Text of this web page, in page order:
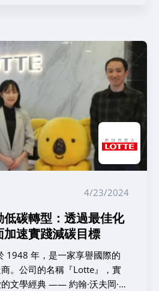
備跨部門協作特性的管理框
『橫向協作機制』，至今仍是
其永續發展目標的關鍵決定性
點的碳排放量測，同樣極度
致性。由於各個排放類別分別
門，將這些繁雜資料整合到單一
織帶來了相當沉重的行政負
業很難看清總排放量的全貌及
致管理階層難以有效分配時間與
規與直觀使用者介面：系統成
AV所隸屬的理光集團內部所
證PoC專案。當時，Pure AV
排放管理架構的一環，恰逢其
獲得了深度測試並親自體驗
會。 在最初的產品簡報中，最
旗下還包含日本塔利咖啡
Co., Ltd.），藉此將業務版圖
品服務業。 其旗艦品牌
）』展現了從茶葉種植源頭
味承諾。伊藤園持續引領產業
出全球第一款寶特瓶裝綠茶，更
耐熱寶特瓶，完美滿足消費者
園採用『一條龍』式的輕資
的規劃與研發由內部掌控，而實
身為上市公司，伊藤園深刻意
評估的必要性——這不僅是為
，更是為了嚴格把關涵蓋社會
泛 ESG 要項。 大約五年前，
啟動了相關評估，每年針對環
調查。當時，生產部門主要向
，並透過電子郵件回收回覆。
4/23/2024
碳轉型：透過最佳化
速實踐減碳目標
1948 年，是一家享譽國際的
。公司的名稱『Lotte』，實
文學經典 —— 約翰·沃夫岡·馮